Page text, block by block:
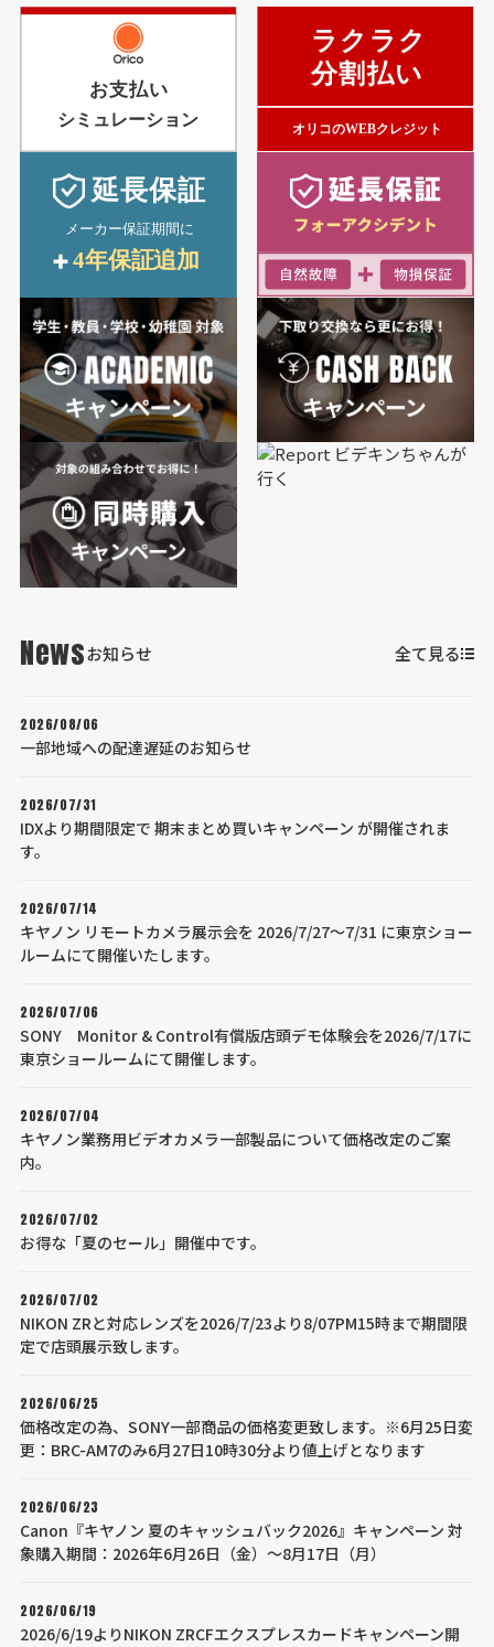
Newsお知らせ 全て見る
2026/08/06
一部地域への配達遅延のお知らせ
2026/07/31
IDXより期間限定で 期末まとめ買いキャンペーン が開催されま
す。
2026/07/14
キヤノン リモートカメラ展示会を 2026/7/27～7/31 に東京ショー
ルームにて開催いたします。
2026/07/06
SONY Monitor & Control有償版店頭デモ体験会を2026/7/17に
東京ショールームにて開催します。
2026/07/04
キヤノン業務用ビデオカメラ一部製品について価格改定のご案
内。
2026/07/02
お得な「夏のセール」開催中です。
2026/07/02
NIKON ZRと対応レンズを2026/7/23より8/07PM15時まで期間限
定で店頭展示致します。
2026/06/25
価格改定の為、SONY一部商品の価格変更致します。※6月25日変
更：BRC-AM7のみ6月27日10時30分より値上げとなります
2026/06/23
Canon『キヤノン 夏のキャッシュバック2026』キャンペーン 対
象購入期間：2026年6月26日（金）～8月17日（月）
2026/06/19
2026/6/19よりNIKON ZRCFエクスプレスカードキャンペーン開